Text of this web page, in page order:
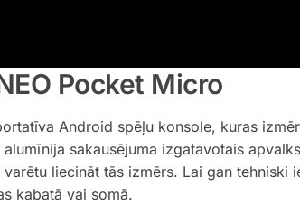
Pocket Micro
Android spēļu konsole, kuras
sakausējuma izgatavotais
liecināt tās izmērs. Lai gan tehniski
kabatā vai somā.